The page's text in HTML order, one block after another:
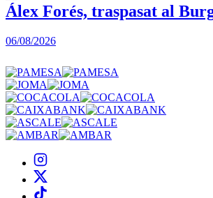
Álex Forés, traspasat al
06/08/2026